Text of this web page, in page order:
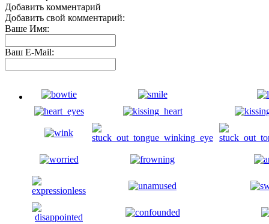
Добавить комментарий
Добавить свой комментарий:
Ваше Имя:
Ваш E-Mail: